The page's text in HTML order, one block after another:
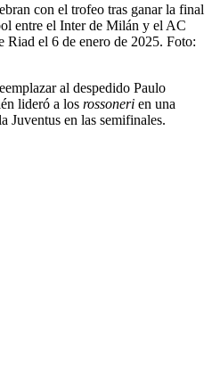
con el trofeo tras ganar la final
entre el Inter de Milán y el AC
el 6 de enero de 2025. Foto:
al despedido Paulo
lideró a los rossoneri en una
Juventus en las semifinales.